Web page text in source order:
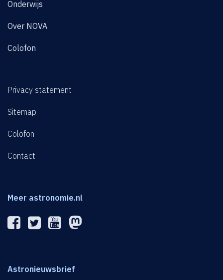
Onderwijs
Over NOVA
Colofon
Privacy statement
Sitemap
Colofon
Contact
Meer astronomie.nl
Astronieuwsbrief